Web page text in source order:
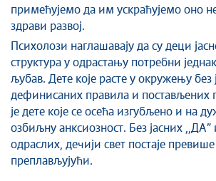
примећујемо да им ускраћујемо оно
здрави развој.
Психолози наглашавају да су деци
структура у одрастању потребни
љубав. Дете које расте у окружењу без
дефинисаних правила и постављених
је дете које се осећа изгубљено и на
озбиљну анксиозност. Без јасних ,,ДА”
одраслих, дечији свет постаје превише
преплављујући.